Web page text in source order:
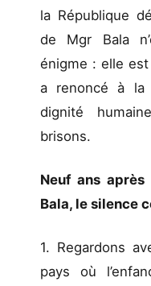
la République
de Mgr Bala
énigme : elle est
a renoncé à
dignité
brisons.
Neuf ans après
Bala, le silence
1. Regardons
pays où